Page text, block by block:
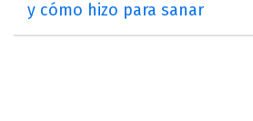
y cómo hizo para sanar